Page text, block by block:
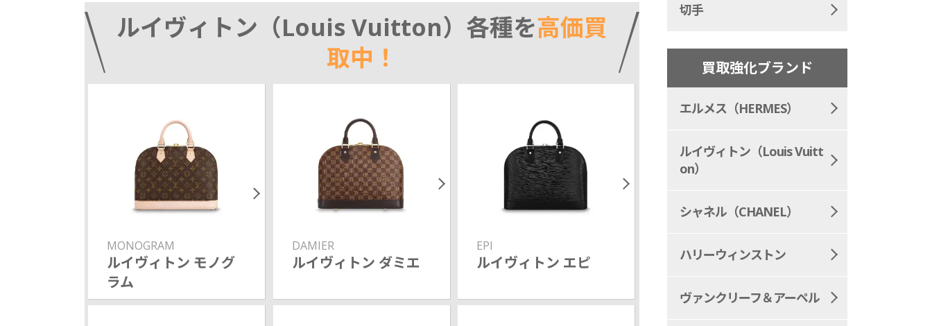
ルイヴィトン（Louis Vuitton）各種を高価買
取中！
MONOGRAM
ルイヴィトン モノグ
ラム
DAMIER
ルイヴィトン ダミエ
EPI
ルイヴィトン エピ ルイヴィトン マヒナ
切手
買取強化ブランド
エルメス（HERMES）
ルイヴィトン（Louis Vuitt
on）
シャネル（CHANEL）
ハリーウィンストン
ヴァンクリーフ＆アーペル